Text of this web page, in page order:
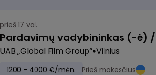
prieš 17 val.
UAB „Global Film Group“ Vilnius
1200 - 4000 €/mėn. Prieš mokesčius